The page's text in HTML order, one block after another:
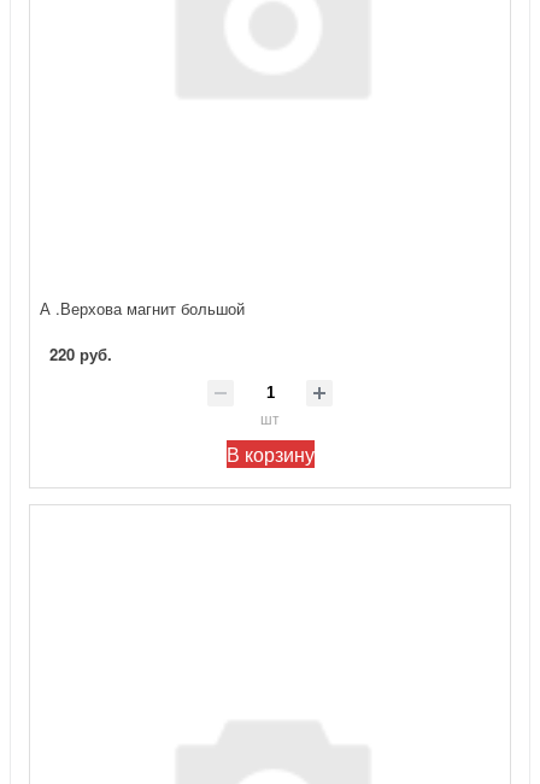
А .Верхова магнит большой
220 руб.
шт
В корзину